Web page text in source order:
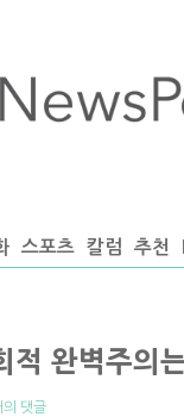
스포츠 칼럼 추천
적 완벽주의
의 댓글